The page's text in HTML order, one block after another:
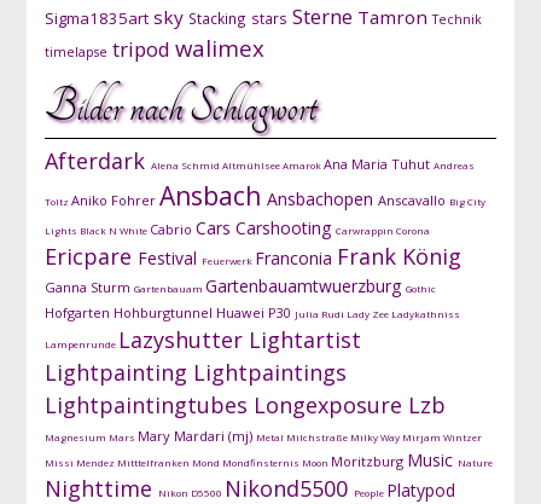
Sigma1835art sky Stacking stars Sterne Tamron Technik
timelapse tripod walimex
Bilder nach Schlagwort
Afterdark Alena Schmid AltmühlseeAmarokAna Maria Tuhut Andreas
Toltz Aniko Fohrer Ansbach Ansbachopen Anscavallo Big City
Lights Black N White Cabrio Cars Carshooting Carwrappin Corona
Ericpare Festival Feuerwerk Franconia Frank König
Ganna Sturm Gartenbauam Gartenbauamtwuerzburg Gothic
Hofgarten Hohburgtunnel Huawei P30 Julia Rudi Lady Zee Ladykathniss
Lampenrunde Lazyshutter Lightartist
Lightpainting Lightpaintings
Lightpaintingtubes Longexposure Lzb
Magnesium Mars Mary Mardari (mj) Metal Milchstraße Milky Way Mirjam Wintzer
Missi Mendez Mitttelfranken Mond Mondfinsternis Moon Moritzburg Music Nature
Nighttime Nikon D5500 Nikond5500 People Platypod